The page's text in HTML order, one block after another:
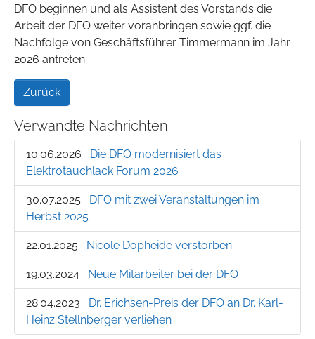
DFO beginnen und als Assistent des Vorstands die
Arbeit der DFO weiter voranbringen sowie ggf. die
Nachfolge von Geschäftsführer Timmermann im Jahr
2026 antreten.
Zurück
Verwandte Nachrichten
10.06.2026
Die DFO modernisiert das
Elektrotauchlack Forum 2026
30.07.2025
DFO mit zwei Veranstaltungen im
Herbst 2025
22.01.2025 Nicole Dopheide verstorben
19.03.2024 Neue Mitarbeiter bei der DFO
28.04.2023
Dr. Erichsen-Preis der DFO an Dr. Karl-
Heinz Stellnberger verliehen